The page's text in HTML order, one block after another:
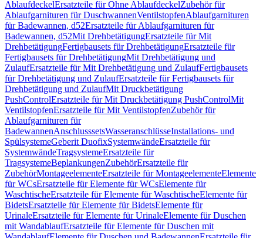
AblaufdeckelErsatzteile für Ohne AblaufdeckelZubehör für
Ablaufgarnituren für DuschwannenVentilstopfenAblaufgarnituren
für Badewannen, d52Ersatzteile für Ablaufgarnituren für
Badewannen, d52Mit DrehbetätigungErsatzteile für Mit
DrehbetätigungFertigbausets für DrehbetätigungErsatzteile für
Fertigbausets für DrehbetätigungMit Drehbetätigung und
ZulaufErsatzteile für Mit Drehbetätigung und ZulaufFertigbausets
für Drehbetätigung und ZulaufErsatzteile für Fertigbausets für
Drehbetätigung und ZulaufMit Druckbetätigung
PushControlErsatzteile für Mit Druckbetätigung PushControlMit
VentilstopfenErsatzteile für Mit VentilstopfenZubehör für
Ablaufgarnituren für
BadewannenAnschlusssetsWasseranschlüsseInstallations- und
SpülsystemeGeberit DuofixSystemwändeErsatzteile für
SystemwändeTragsystemeErsatzteile für
TragsystemeBeplankungenZubehörErsatzteile für
ZubehörMontageelementeErsatzteile für MontageelementeElemente
für WCsErsatzteile für Elemente für WCsElemente für
WaschtischeErsatzteile für Elemente für WaschtischeElemente für
BidetsErsatzteile für Elemente für BidetsElemente für
UrinaleErsatzteile für Elemente für UrinaleElemente für Duschen
mit WandablaufErsatzteile für Elemente für Duschen mit